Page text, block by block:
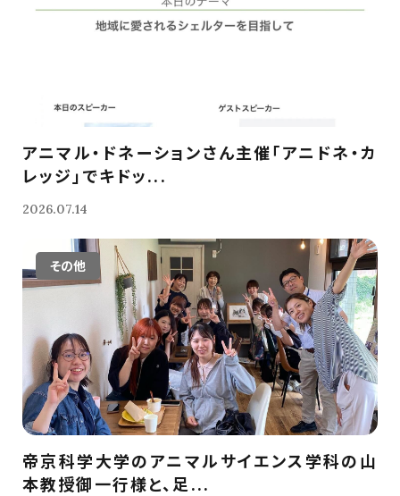
アニマル・ドネーションさん主催「アニドネ・カ
レッジ」でキドッ...
2026.07.14
その他
帝京科学大学のアニマルサイエンス学科の山
本教授御一行様と、足...